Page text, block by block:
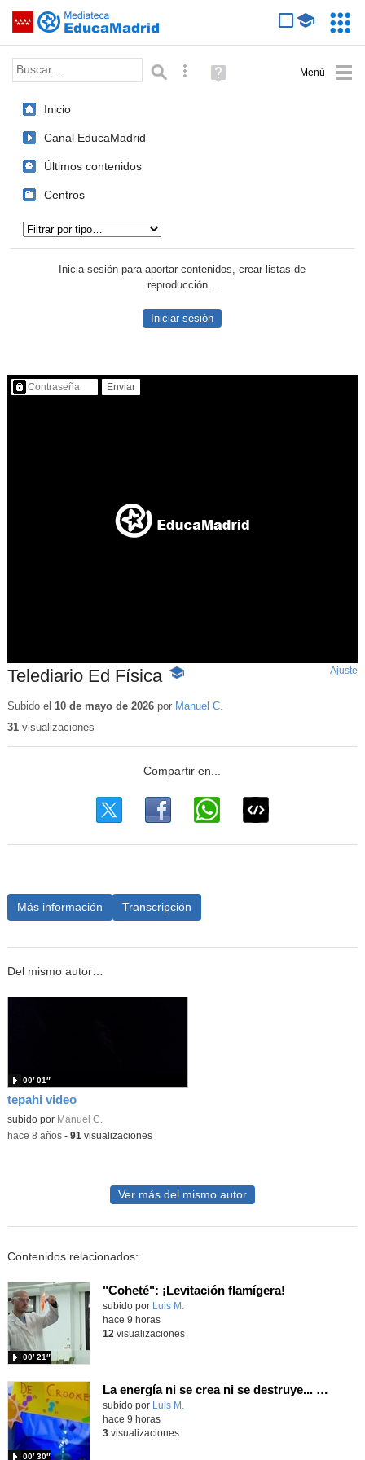
Saltar navegación
Palabra o frase: Búsqueda avanzada
Ayuda
(en
Inicio
Canal EducaMadrid
Últimos contenidos
Centros
Inicia sesión para aportar contenidos, crear listas de
reproducción...
Iniciar sesión
Contenido protegido…
Telediario Ed Física -
educativo
Ajuste
Subido el 10 de mayo de 2026por Manuel C.
31visualizaciones
Más información Transcripción
Del mismo autor…
tepahi video
subido por Manuel C.
00′ 01″
-hace 8 años- 91 visualizaciones
Ver más del mismo autor
Contenidos relacionados:
"Coheté": ¡Levitación flamígera!
Contenido educativo.
subido por Luis M.
00′ 21″
hace 9 horas
12 visualizaciones
La energía ni se crea ni se destruye... ¡se experimenta! El Tierno en la Feria Madrid es Ciencia 2026
Contenido educativo.
subido por Luis M.
00′ 30″
hace 9 horas
3visualizaciones